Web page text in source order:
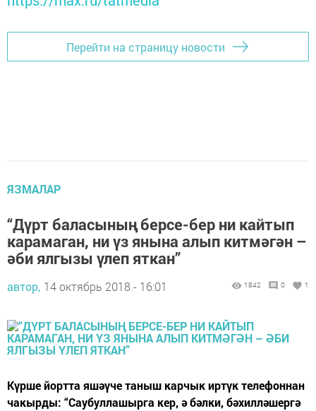
Перейти на страницу новости
ЯЗМАЛАР
“Дүрт баласының берсе-бер ни кайтып
карамаган, ни үз янына алып китмәгән –
әби ялгызы үлеп яткан”
автор, 14 октябрь 2018 - 16:01 1842 0 1
Күрше йортта яшәүче таныш карчык иртүк телефоннан
чакырды: “Саубуллашырга кер, ә бәлки, бәхилләшергә